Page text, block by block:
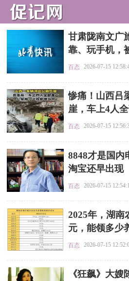
甘肃陇南文广
靠、玩手机，
百态 2026-07-15
惨痛！山西吕
崖，车上4人全
百态 2026-07-15
​8848才是国内
淘宝还早出现
百态 2026-07-15
​2025年，湖南
元，能领多少
百态 2026-07-15
《狂飙》大